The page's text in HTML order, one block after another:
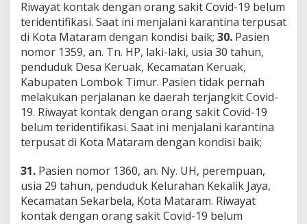
Riwayat kontak dengan orang sakit Covid-19 belum
teridentifikasi. Saat ini menjalani karantina terpusat
di Kota Mataram dengan kondisi baik; 30. Pasien
nomor 1359, an. Tn. HP, laki-laki, usia 30 tahun,
penduduk Desa Keruak, Kecamatan Keruak,
Kabupaten Lombok Timur. Pasien tidak pernah
melakukan perjalanan ke daerah terjangkit Covid-
19. Riwayat kontak dengan orang sakit Covid-19
belum teridentifikasi. Saat ini menjalani karantina
terpusat di Kota Mataram dengan kondisi baik;
31. Pasien nomor 1360, an. Ny. UH, perempuan,
usia 29 tahun, penduduk Kelurahan Kekalik Jaya,
Kecamatan Sekarbela, Kota Mataram. Riwayat
kontak dengan orang sakit Covid-19 belum